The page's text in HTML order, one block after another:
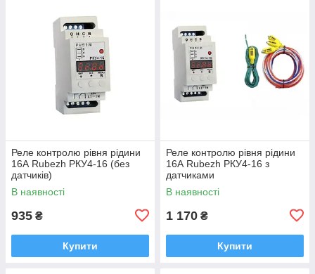
Реле контролю рівня рідини
16А Rubezh РКУ4-16 (без
датчиків)
В наявності
935 ₴
Купити
Реле контролю рівня рідини
16А Rubezh РКУ4-16 з
датчиками
В наявності
1 170 ₴
Купити